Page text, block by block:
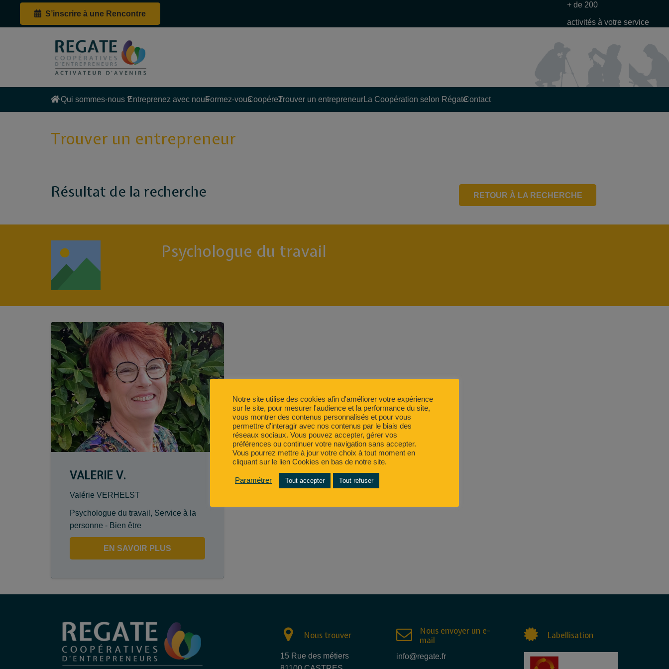
S’inscrire à une Rencontre
+ de 200
activités à votre service
Qui sommes-nous ?Entreprenez avec nousFormez-vousCoopérezTrouver un entrepreneurLa Coopération selon RégateContact
Trouver un entrepreneur
Résultat de la recherche RETOUR À LA RECHERCHE
Psychologue du travail
VALERIE V.
Valérie VERHELST
Psychologue du travail , Service à la
personne - Bien être
EN SAVOIR PLUS
Nous trouver
15 Rue des métiers
Nous envoyer un e-
mail
info@regate.fr
Labellisation
Notre site utilise des cookies afin d'améliorer votre expérience
sur le site, pour mesurer l'audience et la performance du site,
vous montrer des contenus personnalisés et pour vous
permettre d'interagir avec nos contenus par le biais des
réseaux sociaux. Vous pouvez accepter, gérer vos
préférences ou continuer votre navigation sans accepter.
Vous pourrez mettre à jour votre choix à tout moment en
cliquant sur le lien Cookies en bas de notre site.
Paramétrer Tout accepter Tout refuser